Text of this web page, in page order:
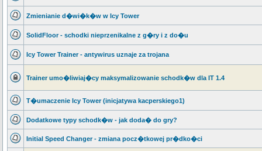
Zmienianie d�wi�k�w w Icy Tower
SolidFloor - schodki nieprzenikalne z g�ry i z do�u
Icy Tower Trainer - antywirus uznaje za trojana
Trainer umo�liwiaj�cy maksymalizowanie schodk�w dla IT 1.4
T�umaczenie Icy Tower (inicjatywa kacperskiego1)
Dodatkowe typy schodk�w - jak doda� do gry?
Initial Speed Changer - zmiana pocz�tkowej pr�dko�ci